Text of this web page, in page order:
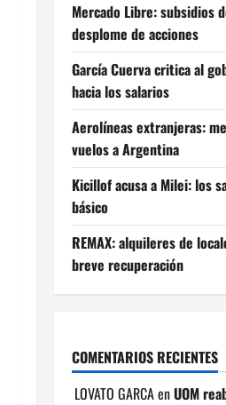
Mercado Libre: subsidios
desplome de acciones
García Cuerva critica al
hacia los salarios
Aerolíneas extranjeras:
vuelos a Argentina
Kicillof acusa a Milei: los
básico
REMAX: alquileres de
breve recuperación
COMENTARIOS RECIENTES
LOVATO GARCAenUOM